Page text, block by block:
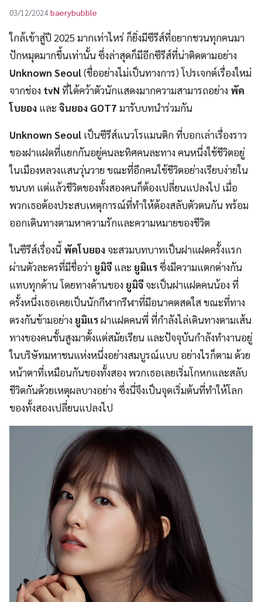
03/12/2024 baerybubble
ใกล้เข้าสู่ปี 2025 มากเท่าไหร่ ก็ยิ่งมีซีรีส์ที่อยากชวนทุกคนมา
ปักหมุดมากขึ้นเท่านั้น ซึ่งล่าสุดก็มีอีกซีรีส์ที่น่าติดตามอย่าง
Unknown Seoul(ชื่ออย่างไม่เป็นทางการ) โปรเจกต์เรื่องใหม่
จากช่อง tvNที่ได้คว้าตัวนักแสดงมากความสามารถอย่าง พัค
โบยอง และ จินยอง GOT7 มารับบทนำร่วมกัน
Unknown Seoul เป็นซีรีส์แนวโรแมนติก ที่บอกเล่าเรื่องราว
ของฝาแฝดที่แยกกันอยู่คนละทิศคนละทาง คนหนึ่งใช้ชีวิตอยู่
ในเมืองหลวงแสนวุ่นวาย ขณะที่อีกคนใช้ชีวิตอย่างเรียบง่ายใน
ชนบท แต่แล้วชีวิตของทั้งสองคนก็ต้องเปลี่ยนแปลงไป เมื่อ
พวกเธอต้องประสบเหตุการณ์ที่ทำให้ต้องสลับตัวตนกัน พร้อม
ออกเดินทางตามหาความรักและความหมายของชีวิต
ในซีรีส์เรื่องนี้ พัคโบยอง จะสวมบทบาทเป็นฝาแฝดครั้งแรก
ผ่านตัวละครที่มีชื่อว่า ยูมิจีและ ยูมิแรซึ่งมีความแตกต่างกัน
แทบทุกด้าน โดยทางด้านของ ยูมิจีจะเป็นฝาแฝดคนน้อง ที่
ครั้งหนึ่งเธอเคยเป็นนักกีฬากรีฬาที่มีอนาคตสดใส ขณะที่ทาง
ตรงกันข้ามอย่าง ยูมิแรฝาแฝดคนพี่ ที่กำลังไล่เดินทางตามเส้น
ทางของคนชั้นสูงมาตั้งแต่สมัยเรียน และปัจจุบันกำลังทำงานอยู่
ในบริษัทมหาชนแห่งหนึ่งอย่างสมบูรณ์แบบ อย่างไรก็ตาม ด้วย
หน้าตาที่เหมือนกันของทั้งสอง พวกเธอเลยเริ่มโกหกและสลับ
ชีวิตกันด้วยเหตุผลบางอย่าง ซึ่งนี่จึงเป็นจุดเริ่มต้นที่ทำให้โลก
ของทั้งสองเปลี่ยนแปลงไป